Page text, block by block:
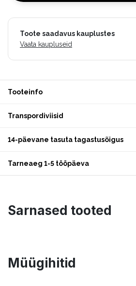
Toote saadavus kauplustes
Vaata kaupluseid
Tooteinfo
Transpordiviisid
14-päevane tasuta tagastusõigus
Tarneaeg 1-5 tööpäeva
Sarnased tooted
Müügihitid